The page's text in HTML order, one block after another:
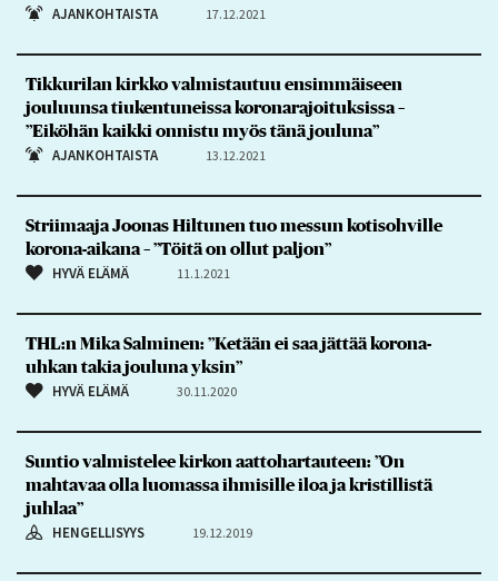
AJANKOHTAISTA 17.12.2021
Tikkurilan kirkko valmistautuu ensimmäiseen
jouluunsa tiukentuneissa koronarajoituksissa –
”Eiköhän kaikki onnistu myös tänä jouluna”
AJANKOHTAISTA 13.12.2021
Striimaaja Joonas Hiltunen tuo messun kotisohville
korona-aikana – ”Töitä on ollut paljon”
HYVÄ ELÄMÄ 11.1.2021
THL:n Mika Salminen: ”Ketään ei saa jättää korona­
uhkan takia jouluna yksin”
HYVÄ ELÄMÄ 30.11.2020
Suntio valmistelee kirkon aattohartauteen: ”On
mahtavaa olla luomassa ihmisille iloa ja kristillistä
juhlaa”
HENGELLISYYS 19.12.2019